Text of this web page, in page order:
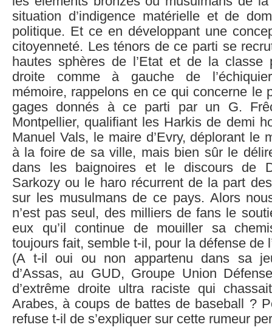
situation d’indigence matérielle et de
politique. Et ce en développant une
citoyenneté. Les ténors de ce parti se
hautes sphères de l’Etat et de la
droite comme à gauche de
mémoire, rappelons en ce qui concerne le
gages donnés à ce parti par un G.
Montpellier, qualifiant les Harkis de demi
Manuel Vals, le maire d’Evry, déplorant le
à la foire de sa ville, mais bien sûr le
dans les baignoires et le discours de
Sarkozy ou le haro récurrent de la part
sur les musulmans de ce pays. Alors
n’est pas seul, des milliers de fans le
eux qu’il continue de mouiller sa
toujours fait, semble t-il, pour la défense de
(A t-il oui ou non appartenu dans sa
d’Assas, au GUD, Groupe Union
d’extrême droite ultra raciste qui
Arabes, à coups de battes de baseball ?
refuse t-il de s’expliquer sur cette rumeur